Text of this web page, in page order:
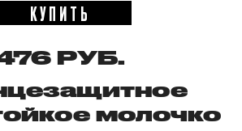
КУПИТЬ
РУБ.
молочко